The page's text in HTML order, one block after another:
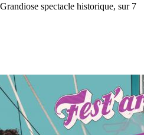
spectacle historique, sur 7